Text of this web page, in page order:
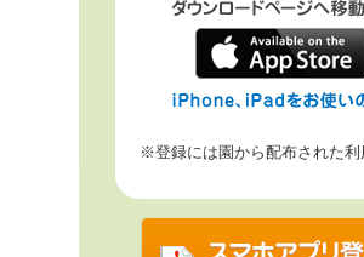
※登録には園から配布された